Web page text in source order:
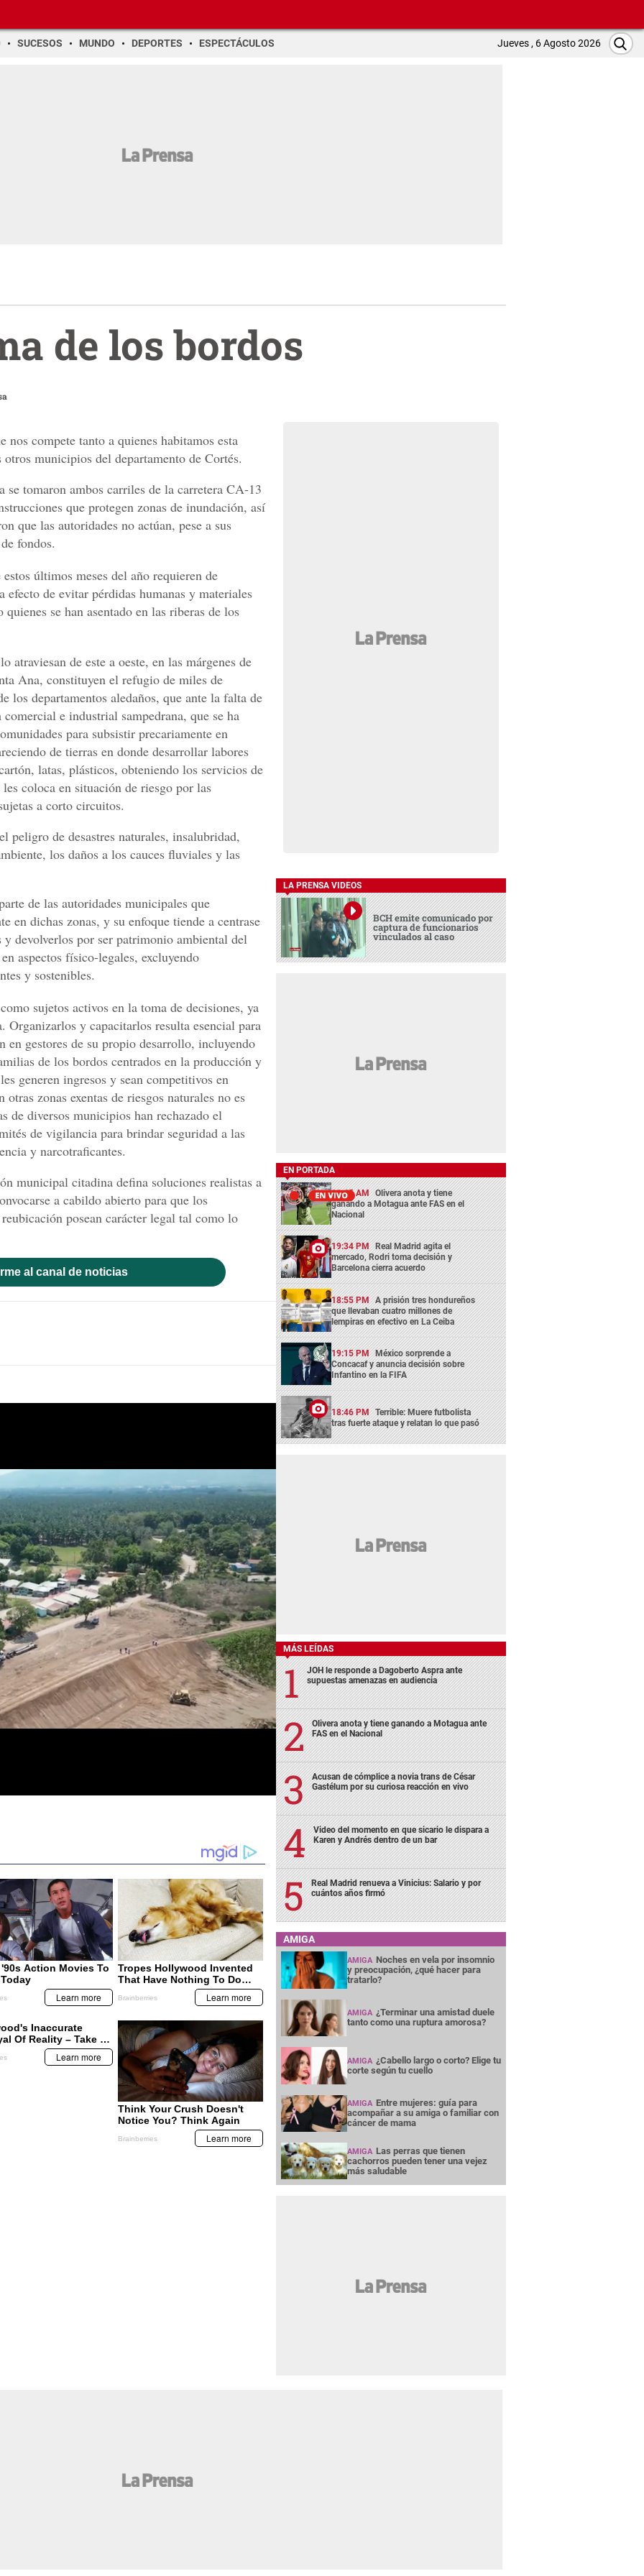
SUCESOS MUNDO DEPORTES ESPECTÁCULOS Jueves , 6 Agosto 2026
de los bordos
nos compete tanto a quienes habitamos esta
municipios del departamento de Cortés.
se tomaron ambos carriles de la carretera CA-13
que protegen zonas de inundación, así
que las autoridades no actúan, pese a sus
fondos.
últimos meses del año requieren de
de evitar pérdidas humanas y materiales
se han asentado en las riberas de los
atraviesan de este a oeste, en las márgenes de
Ana, constituyen el refugio de miles de
los departamentos aledaños, que ante la falta de
e industrial sampedrana, que se ha
para subsistir precariamente en
de tierras en donde desarrollar labores
latas, plásticos, obteniendo los servicios de
coloca en situación de riesgo por las
a corto circuitos.
peligro de desastres naturales, insalubridad,
los daños a los cauces fluviales y las
de las autoridades municipales que
en dichas zonas, y su enfoque tiende a centrase
devolverlos por ser patrimonio ambiental del
aspectos físico-legales, excluyendo
y sostenibles.
sujetos activos en la toma de decisiones, ya
Organizarlos y capacitarlos resulta esencial para
en gestores de su propio desarrollo, incluyendo
de los bordos centrados en la producción y
generen ingresos y sean competitivos en
zonas exentas de riesgos naturales no es
de diversos municipios han rechazado el
de vigilancia para brindar seguridad a las
y narcotraficantes.
municipal citadina defina soluciones realistas a
a cabildo abierto para que los
posean carácter legal tal como lo
al canal de noticias
LA PRENSA VIDEOS
BCH emite comunicado por
captura de funcionarios
vinculados al caso
EN PORTADA
11:45 AM Olivera anota y tiene
ganando a Motagua ante FAS en el
Nacional
19:34 PM Real Madrid agita el
mercado, Rodri toma decisión y
Barcelona cierra acuerdo
18:55 PM A prisión tres hondureños
que llevaban cuatro millones de
lempiras en efectivo en La Ceiba
19:15 PM México sorprende a
Concacaf y anuncia decisión sobre
Infantino en la FIFA
18:46 PM Terrible: Muere futbolista
tras fuerte ataque y relatan lo que pasó
MÁS LEÍDAS
JOH le responde a Dagoberto Aspra ante
supuestas amenazas en audiencia
Olivera anota y tiene ganando a Motagua ante
FAS en el Nacional
Acusan de cómplice a novia trans de César
Gastélum por su curiosa reacción en vivo
Video del momento en que sicario le dispara a
Karen y Andrés dentro de un bar
Real Madrid renueva a Vinicius: Salario y por
cuántos años firmó
AMIGA
AMIGA Noches en vela por insomnio
y preocupación, ¿qué hacer para
tratarlo?
AMIGA ¿Terminar una amistad duele
tanto como una ruptura amorosa?
AMIGA ¿Cabello largo o corto? Elige tu
corte según tu cuello
AMIGA Entre mujeres: guía para
acompañar a su amiga o familiar con
cáncer de mama
AMIGA Las perras que tienen
cachorros pueden tener una vejez
más saludable